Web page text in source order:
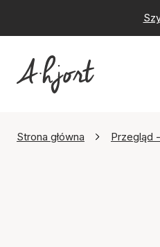
Strona główna Przegląd